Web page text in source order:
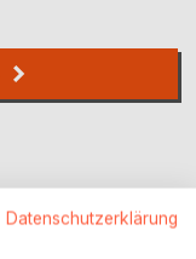
Datenschutzerklärung